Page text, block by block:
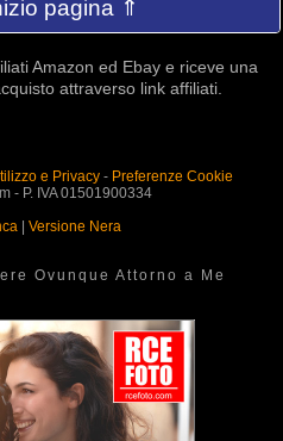
pagina ⇑
Amazon ed Ebay e riceve una
attraverso link affiliati.
e Privacy- Preferenze Cookie
- P. IVA 01501900334
Versione Nera
Ovunque Attorno a Me